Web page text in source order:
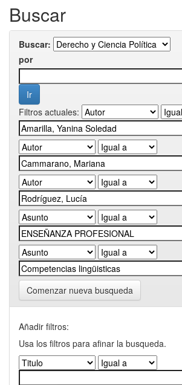
Buscar
Buscar:
por
Filtros actuales:
Comenzar nueva busqueda
Añadir filtros:
Usa los filtros para afinar la busqueda.